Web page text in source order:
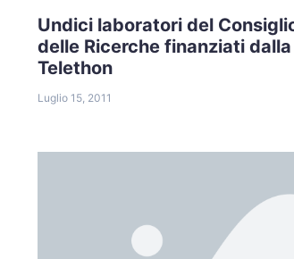
Undici laboratori del
delle Ricerche finanziati
Telethon
Luglio 15, 2011